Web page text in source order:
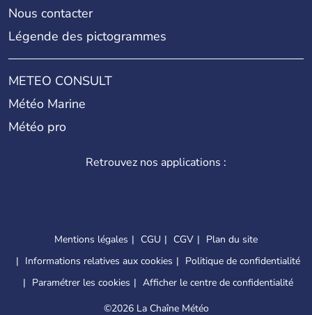
Nous contacter
Légende des pictogrammes
METEO CONSULT
Météo Marine
Météo pro
Retrouvez nos applications :
Mentions légales CGU CGV
Plan du site
Informations relatives aux cookies
Politique de confidentialité
Paramétrer les cookies
Afficher le centre de confidentialité
©2026 La Chaîne Météo